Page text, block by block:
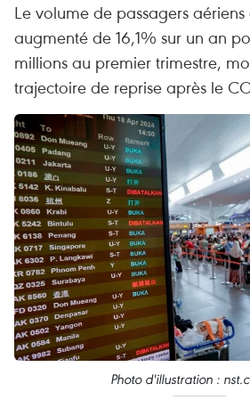
Le volume de passagers
augmenté de 16,1% sur un an
millions au premier trimestre,
trajectoire de reprise après le
Photo d'illustration :